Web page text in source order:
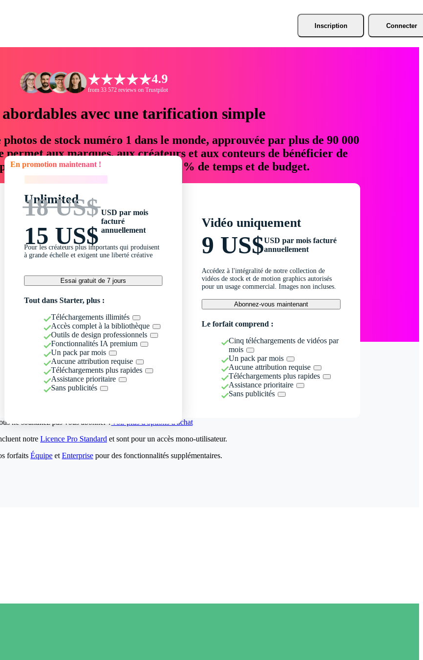
Inscription Connecter
4.9
from 33 572 reviews on Trustpilot
avec une tarification simple
de stock numéro 1 dans le monde, approuvée par plus de 90 000
permet aux marques, aux créateurs et aux conteurs de bénéficier de
d'économiser jusqu'à 76 % de temps et de budget.
En promotion maintenant !
Unlimited
18 US$
15 US$
USD par mois
facturé
annuellement
Pour les créateurs plus importants qui produisent
à grande échelle et exigent une liberté créative
Essai gratuit de 7 jours
Tout dans Starter, plus :
Téléchargements illimités
Accès complet à la bibliothèque
Outils de design professionnels
Fonctionnalités IA premium
Un pack par mois
Aucune attribution requise
Téléchargements plus rapides
Assistance prioritaire
Sans publicités
Vidéo uniquement
9 US$USD par mois facturé
annuellement
Accédez à l'intégralité de notre collection de
vidéos de stock et de motion graphics autorisés
pour un usage commercial. Images non incluses.
Abonnez-vous maintenant
Le forfait comprend :
Cinq téléchargements de vidéos par
mois
Un pack par mois
Aucune attribution requise
Téléchargements plus rapides
Assistance prioritaire
Sans publicités
ne souhaitez pas vous abonner ?Voir plus d'options d'achat
notre Licence Pro Standard et sont pour un accès mono-utilisateur.
forfaits Équipe et Enterprise pour des fonctionnalités supplémentaires.